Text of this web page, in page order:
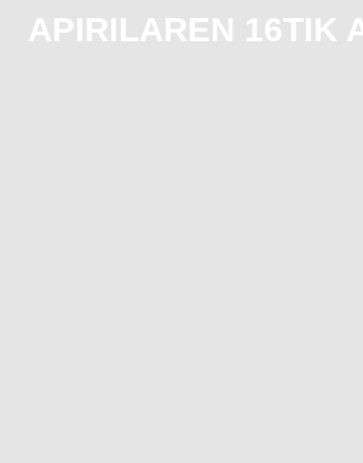
APIRILAREN 16TIK